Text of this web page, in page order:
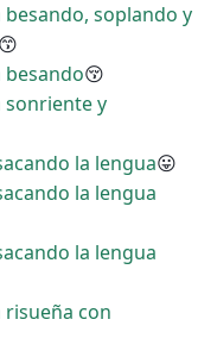
soplando y
😙
😚
sonriente y
la lengua😛
la lengua
la lengua
con